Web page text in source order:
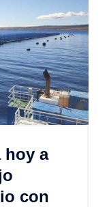
hoy a
con